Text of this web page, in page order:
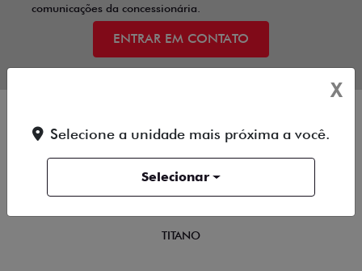
comunicações da concessionária.
ENTRAR EM CONTATO
NOVOS
TITANO
X
Selecione a unidade mais próxima a você.
Selecionar